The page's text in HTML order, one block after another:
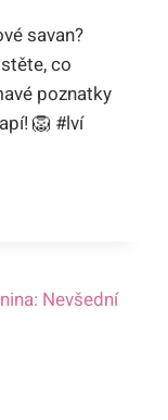
savan?
co
poznatky
🦁 #lví